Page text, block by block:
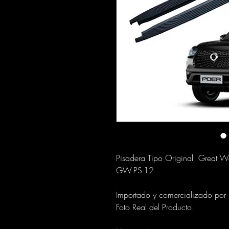
Pisadera Tipo Original Great
GW-PS-12
Importado y comercializado por
Foto Real del Producto.